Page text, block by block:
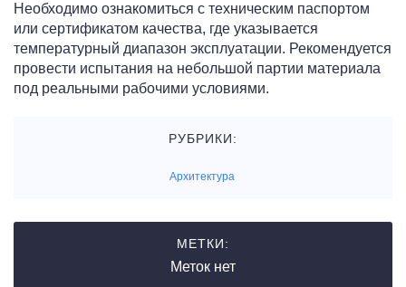
Необходимо ознакомиться с техническим паспортом
или сертификатом качества, где указывается
температурный диапазон эксплуатации. Рекомендуется
провести испытания на небольшой партии материала
под реальными рабочими условиями.
РУБРИКИ:
Архитектура
МЕТКИ:
Меток нет